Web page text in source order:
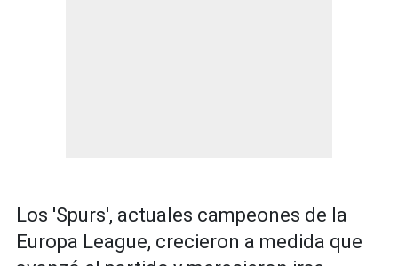
Los 'Spurs', actuales campeones de la
Europa League, crecieron a medida que